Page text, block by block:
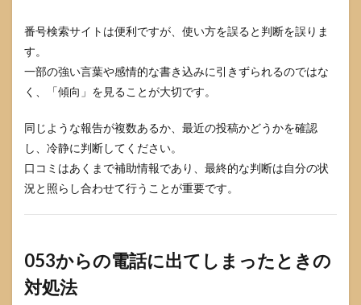
番号検索サイトは便利ですが、使い方を誤ると判断を誤りま
す。
一部の強い言葉や感情的な書き込みに引きずられるのではな
く、「傾向」を見ることが大切です。
同じような報告が複数あるか、最近の投稿かどうかを確認
し、冷静に判断してください。
口コミはあくまで補助情報であり、最終的な判断は自分の状
況と照らし合わせて行うことが重要です。
053からの電話に出てしまったときの
対処法